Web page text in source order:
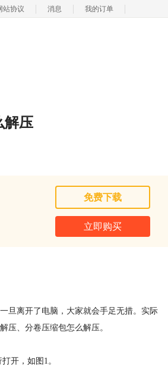
站协议 消息 我的订单
解压
免费下载
立即购买
旦离开了电脑，大家就会手足无措。实际
压、分卷压缩包怎么解压。
开，如图1。